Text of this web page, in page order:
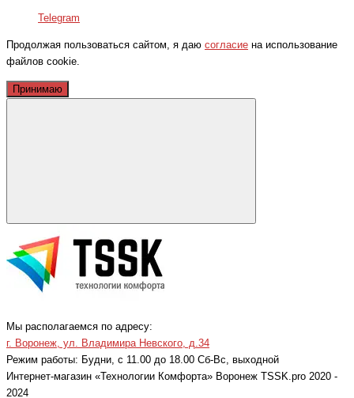
Telegram
Продолжая пользоваться сайтом, я даю согласие на использование
файлов cookie.
Принимаю
Мы располагаемся по адресу:
г. Воронеж, ул. Владимира Невского, д.34
Режим работы: Будни, с 11.00 до 18.00 Cб-Вс, выходной
Интернет-магазин «Технологии Комфорта» Воронеж TSSK.pro 2020 -
2024